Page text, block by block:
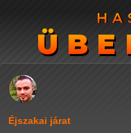
Éjszakai járat